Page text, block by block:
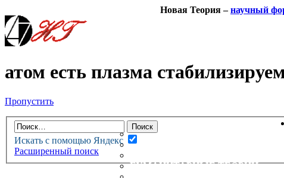
Новая Теория –научный
атом есть плазма
Пропустить
Искать с помощью Яндекс
Расширенный поиск
НОВАЯ ТЕОРИЯФОРУМ
НОВЫЕ СООБЩЕНИЯ
НЕПРОЧИТАННЫЕ
ГУМАНИТАРНЫЕ ТЕОРИИ